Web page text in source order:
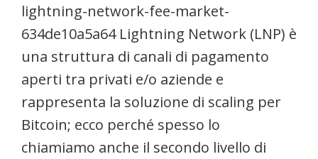
lightning-network-fee-market-
634de10a5a64 Lightning Network (LNP) è
una struttura di canali di pagamento
aperti tra privati ​​e/o aziende e
rappresenta la soluzione di scaling per
Bitcoin; ecco perché spesso lo
chiamiamo anche il secondo livello di